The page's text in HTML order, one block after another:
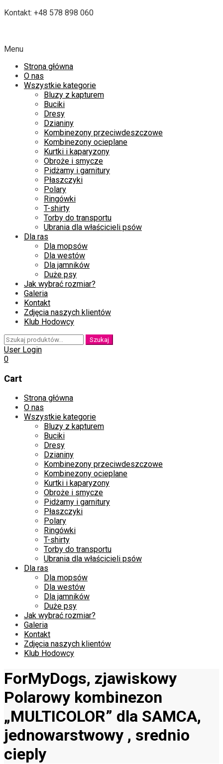
Kontakt: +48 578 898 060
Menu
Strona główna
O nas
Wszystkie kategorie
Bluzy z kapturem
Buciki
Dresy
Dzianiny
Kombinezony przeciwdeszczowe
Kombinezony ocieplane
Kurtki i kaparyzony
Obroże i smycze
Pidżamy i garnitury
Płaszczyki
Polary
Ringówki
T-shirty
Torby do transportu
Ubrania dla właścicieli psów
Dla ras
Dla mopsów
Dla westów
Dla jamników
Duże psy
Jak wybrać rozmiar?
Galeria
Kontakt
Zdjęcia naszych klientów
Klub Hodowcy
Szukaj:
Szukaj
User Login
0
Cart
Skip
content
Strona główna
O nas
Wszystkie kategorie
Bluzy z kapturem
Buciki
Dresy
Dzianiny
Kombinezony przeciwdeszczowe
Kombinezony ocieplane
Kurtki i kaparyzony
Obroże i smycze
Pidżamy i garnitury
Płaszczyki
Polary
Ringówki
T-shirty
Torby do transportu
Ubrania dla właścicieli psów
Dla ras
Dla mopsów
Dla westów
Dla jamników
Duże psy
Jak wybrać rozmiar?
Galeria
Kontakt
Zdjęcia naszych klientów
Klub Hodowcy
ForMyDogs, zjawiskowy
Polarowy kombinezon
„MULTICOLOR” dla SAMCA,
jednowarstwowy , srednio
cieply